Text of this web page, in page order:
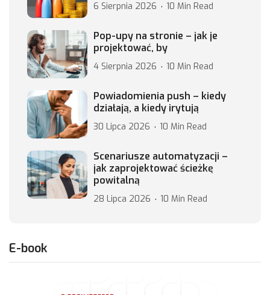
6 Sierpnia 2026 10 Min Read
Pop-upy na stronie – jak je
projektować, by
4 Sierpnia 2026 10 Min Read
Powiadomienia push – kiedy
działają, a kiedy irytują
30 Lipca 2026 10 Min Read
Scenariusze automatyzacji –
jak zaprojektować ścieżkę
powitalną
28 Lipca 2026 10 Min Read
E-book